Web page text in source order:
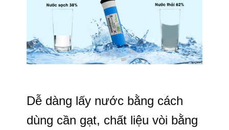
Dễ dàng lấy nước bằng cách
dùng cần gạt, chất liệu vòi bằng